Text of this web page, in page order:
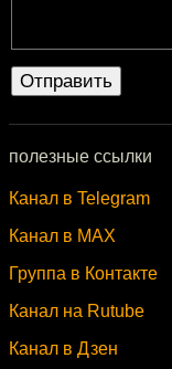
полезные ссылки
Канал в Telegram
Канал в MAX
Группа в Контакте
Канал на Rutube
Канал в Дзен